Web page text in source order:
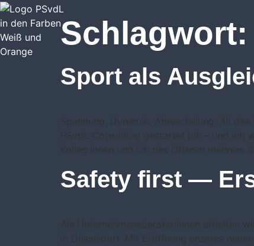
Schlagwort:
Sport als
Spannung, Dynamik, Abwechslung. All
PSvdL-Consulting gestartet bin – und ich
Kolleg:innen und ich des Öfteren mehrere
Safety first —
Als Unternehmensberater:innen arbeiten
in Düsseldorf. Mit Eröffnung unseres